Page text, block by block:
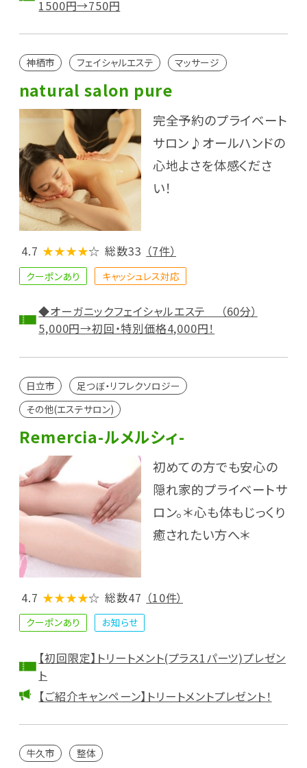
1500円→750円
神栖市 フェイシャルエステ マッサージ
natural salon pure
完全予約のプライベート
サロン♪オールハンドの
心地よさを体感くださ
い！
4.7 ★★★★☆ 総数33 （7件）
クーポンあり キャッシュレス対応
◆オーガニックフェイシャルエステ （60分）
5,000円→初回・特別価格4,000円！
日立市
足つぼ・リフレクソロジー
その他(エステサロン)
Remercia-ルメルシィ-
初めての方でも安心の
隠れ家的プライベートサ
ロン。＊心も体もじっくり
癒されたい方へ＊
4.7 ★★★★☆ 総数47 （10件）
クーポンあり お知らせ
【初回限定】トリートメント(プラス1パーツ)プレゼン
ト
【ご紹介キャンペーン】トリートメントプレゼント！
牛久市 整体